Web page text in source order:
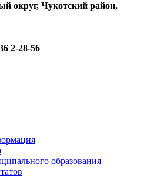
округ, Чукотский район,
2-28-56
образования